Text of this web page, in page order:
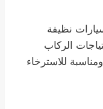
نظيفة
الركاب
للاسترخاء